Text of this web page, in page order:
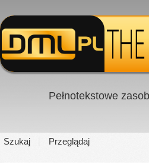
Pełnotekstowe
Szukaj Przeglądaj